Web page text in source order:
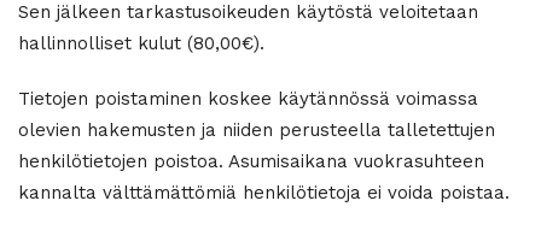
Sen jälkeen tarkastusoikeuden käytöstä veloitetaan
hallinnolliset kulut (80,00€).
Tietojen poistaminen koskee käytännössä voimassa
olevien hakemusten ja niiden perusteella talletettujen
henkilötietojen poistoa. Asumisaikana vuokrasuhteen
kannalta välttämättömiä henkilötietoja ei voida poistaa.